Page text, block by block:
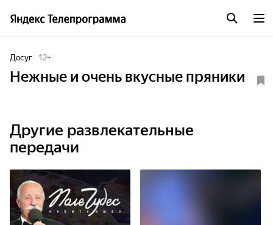
Досуг 12+
Нежные и очень вкусные пряники
Другие развлекательные
передачи